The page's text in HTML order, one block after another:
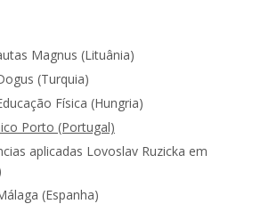
Magnus (Lituânia)
(Turquia)
Física (Hungria)
Porto (Portugal)
aplicadas Lovoslav Ruzicka em
(Espanha)